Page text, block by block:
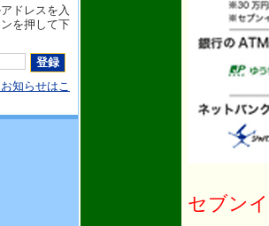
ドレスを入
を押して下
知らせはこ
セブン